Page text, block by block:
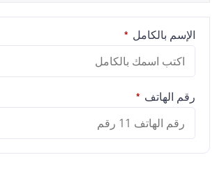
الإسم بالكامل *
رقم الهاتف *